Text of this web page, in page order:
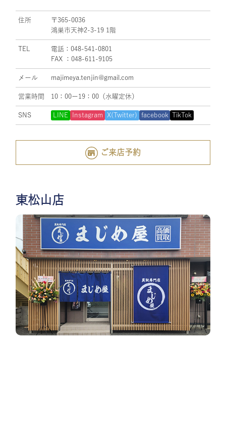
住所
〒365-0036
鴻巣市天神2-3-19 1階
TEL
電話：048-541-0801
FAX ：048-611-9105
メール majimeya.tenjin@gmail.com
営業時間 10：00ー19：00（水曜定休）
SNS LINE Instagram X(Twitter) facebook TikTok
ご来店予約
東松山店